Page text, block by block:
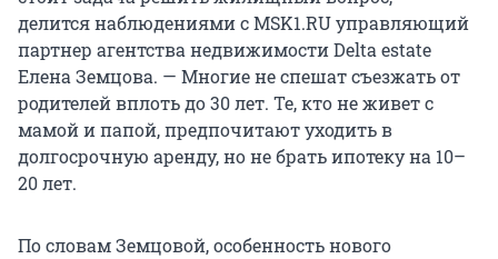
делится наблюдениями с MSK1.RU управляющий
партнер агентства недвижимости Delta estate
Елена Земцова. — Многие не спешат съезжать от
родителей вплоть до 30 лет. Те, кто не живет с
мамой и папой, предпочитают уходить в
долгосрочную аренду, но не брать ипотеку на 10–
20 лет.
По словам Земцовой, особенность нового